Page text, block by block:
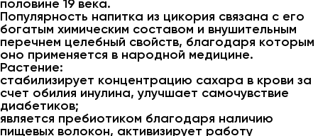
половине 19 века.
Популярность напитка из цикория связана с его
богатым химическим составом и внушительным
перечнем целебный свойств, благодаря которым
оно применяется в народной медицине.
Растение:
стабилизирует концентрацию сахара в крови за
счет обилия инулина, улучшает самочувствие
диабетиков;
является пребиотиком благодаря наличию
пищевых волокон, активизирует работу